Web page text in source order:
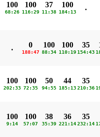
100
68:26
100
116:29
37
11:38
100
184:13
.
. 0
188:47
100
88:34
100
110:19
35
154:43
100
202:33
100
72:35
50
94:55
44
185:13
35
210:36
100
9:14
100
57:07
38
35:39
36
221:14
35
232:14